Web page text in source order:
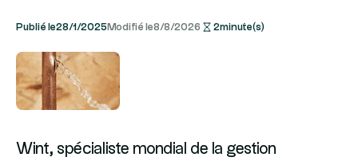
Publié le28/1/2025 Modifié le8/8/2026 2minute(s)
Wint, spécialiste mondial de la gestion